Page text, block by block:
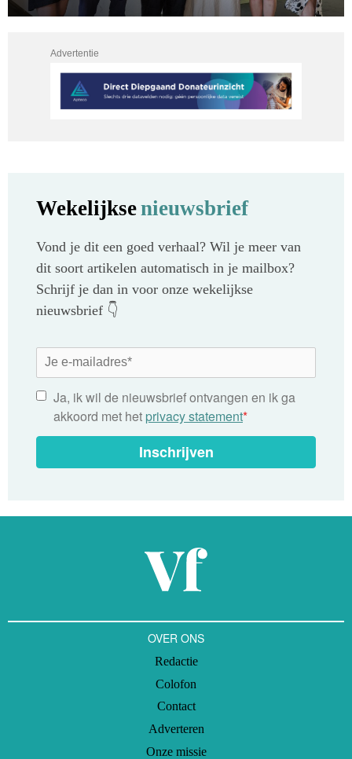
Advertentie
Wekelijksenieuwsbrief
Vond je dit een goed verhaal? Wil je meer van
dit soort artikelen automatisch in je mailbox?
Schrijf je dan in voor onze wekelijkse
nieuwsbrief 👇
Ja, ik wil de nieuwsbrief ontvangen en ik ga
akkoord met het privacy statement*
Inschrijven
OVER ONS
Redactie
Colofon
Contact
Adverteren
Onze missie